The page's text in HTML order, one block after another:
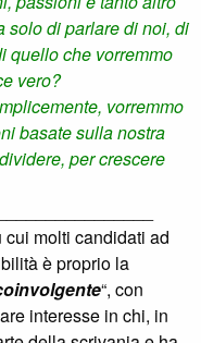
solo di parlare di noi, di
quello che vorremmo
vero?
vorremmo
basate sulla nostra
per crescere
molti candidati ad
è proprio la
“, con
interesse in chi, in